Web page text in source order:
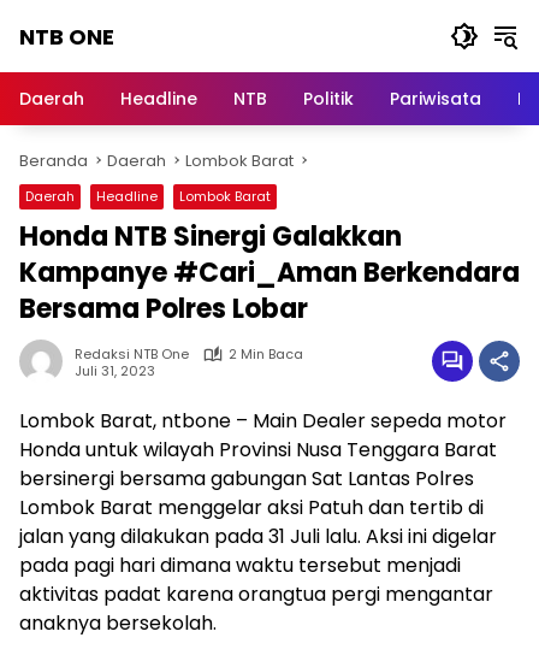
NTB ONE
dan
Berita
Lombok
Daerah Headline NTB Politik Pariwisata
Beranda Daerah Lombok Barat
Daerah Headline Lombok Barat
Honda NTB Sinergi Galakkan
Kampanye #Cari_Aman Berkendara
Bersama Polres Lobar
Redaksi NTB One
2 Min Baca
Juli 31, 2023
Lombok Barat, ntbone – Main Dealer sepeda motor
Honda untuk wilayah Provinsi Nusa Tenggara Barat
bersinergi bersama gabungan Sat Lantas Polres
Lombok Barat menggelar aksi Patuh dan tertib di
jalan yang dilakukan pada 31 Juli lalu. Aksi ini digelar
pada pagi hari dimana waktu tersebut menjadi
aktivitas padat karena orangtua pergi mengantar
anaknya bersekolah.